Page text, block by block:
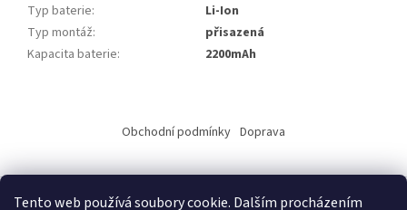
Tento web používá soubory cookie. Dalším procházením
Typ baterie:
Li-Ion
Typ montáž:
přisazená
Kapacita baterie: 2200mAh
a
t
Obchodní podmínky Doprava